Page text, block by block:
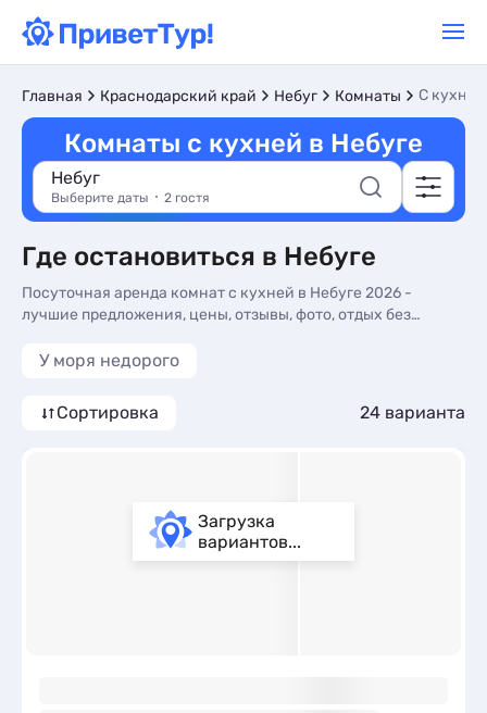
Главная Краснодарский край Небуг Комнаты C
Комнаты с кухней в Небуге
Небуг
Выберите даты 2 гостя
Где остановиться в Небуге
Посуточная аренда комнат с кухней в Небуге 2026 -
лучшие предложения, цены, отзывы, фото, отдых без
У моря недорого
Сортировка 24 варианта
Загрузка
вариантов...